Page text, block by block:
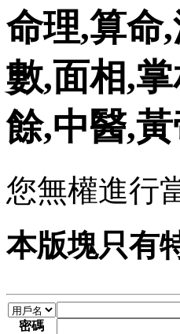
命理,算命
數,面相,
餘,中醫,
您無權進行
本版塊只有
密碼